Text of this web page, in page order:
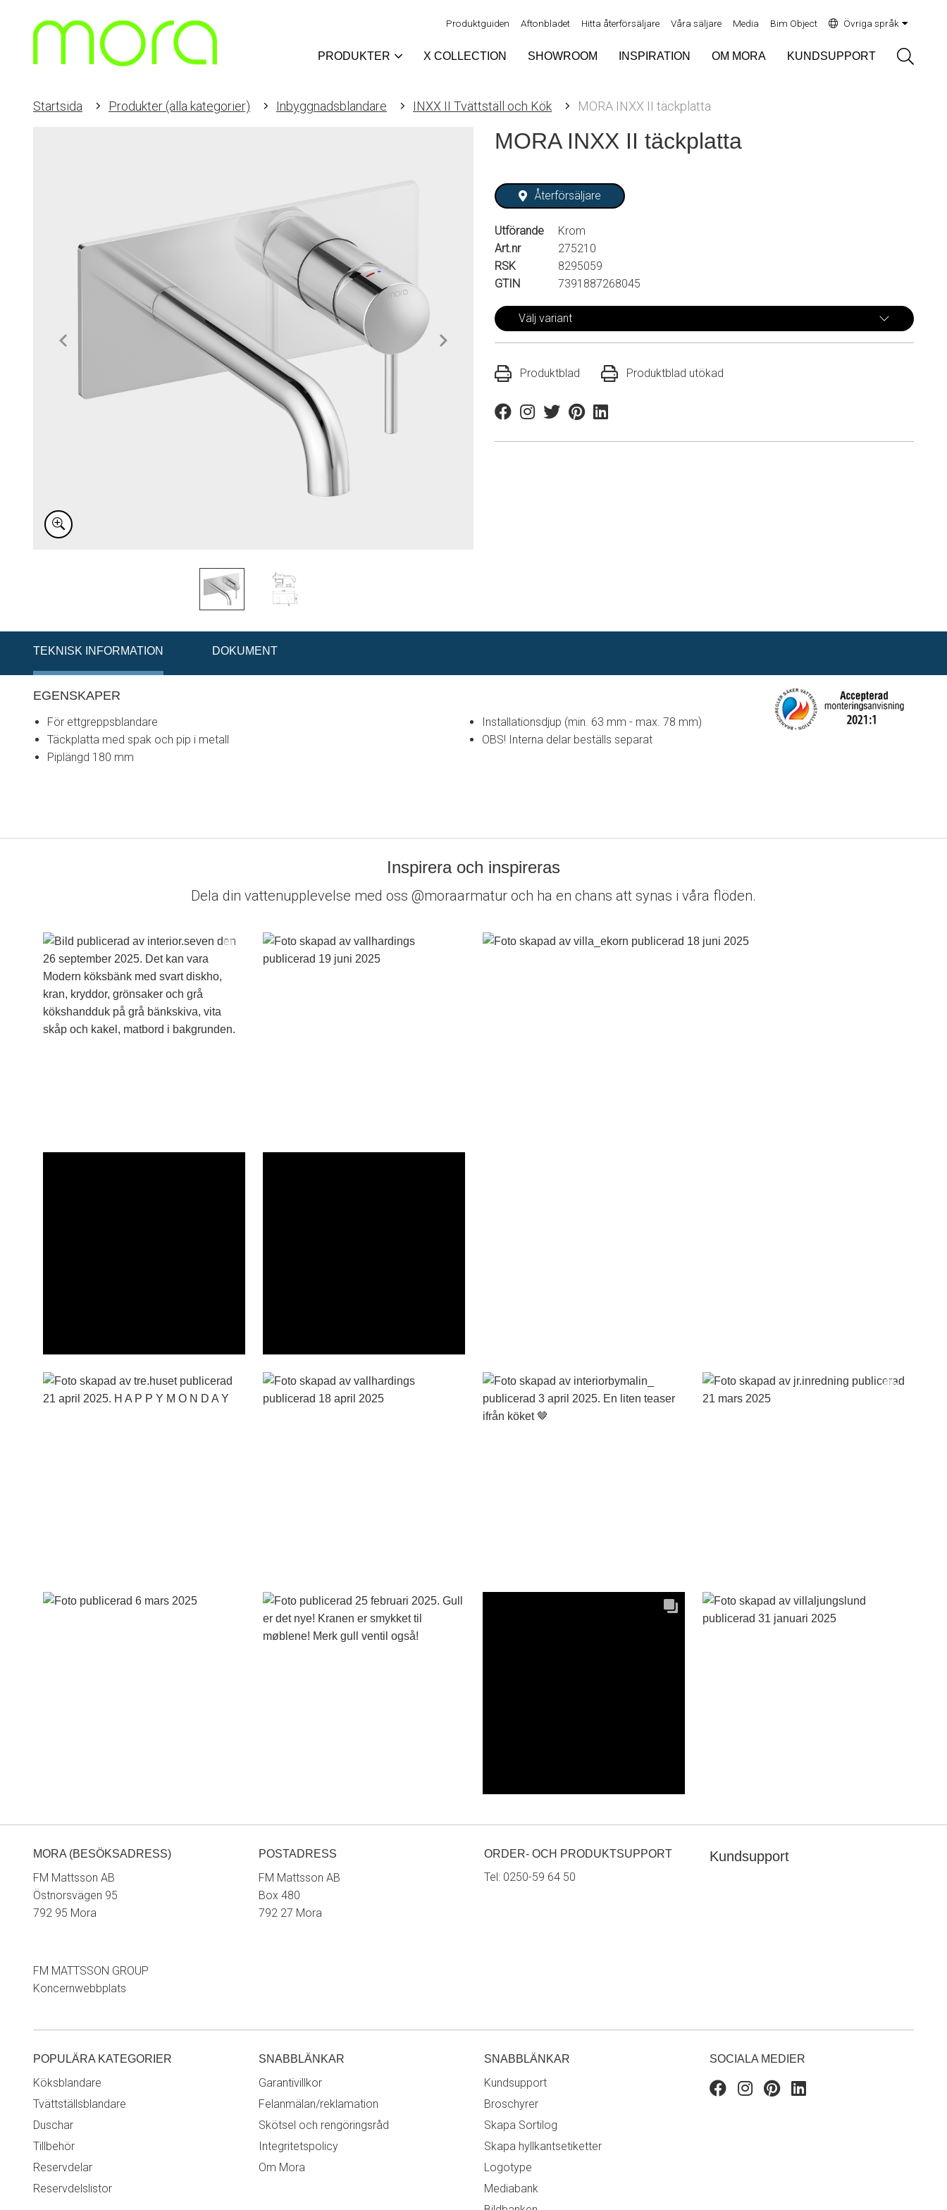
Produktguiden Aftonbladet Hitta återförsäljare Våra säljare Media Bim Object Övriga språk
PRODUKTER X COLLECTION SHOWROOM INSPIRATION OM MORA KUNDSUPPORT
Startsida Produkter (alla kategorier) Inbyggnadsblandare INXX II Tvättställ och Kök MORA INXX II täckplatta
MORA INXX II täckplatta
Återförsäljare
Utförande
Krom
Art.nr
275210
RSK
8295059
GTIN
7391887268045
Välj variant
Produktblad Produktblad utökad
FacebookInstagram
TwitterPinterestLinkedin
TEKNISK INFORMATION DOKUMENT
EGENSKAPER
För ettgreppsblandare
Täckplatta med spak och pip i metall
Piplängd 180 mm
Installationsdjup (min. 63 mm - max. 78 mm)
OBS! Interna delar beställs separat
Inspirera och inspireras
Dela din vattenupplevelse med oss @moraarmatur och ha en chans att synas i våra flöden.
MORA (BESÖKSADRESS)
FM Mattsson AB
Östnorsvägen 95
792 95 Mora
FM MATTSSON GROUP
Koncernwebbplats
POSTADRESS
FM Mattsson AB
Box 480
792 27 Mora
ORDER- OCH PRODUKTSUPPORT
Tel: 0250-59 64 50
Kundsupport
POPULÄRA KATEGORIER
Köksblandare
Tvättställsblandare
Duschar
Tillbehör
Reservdelar
Reservdelslistor
SNABBLÄNKAR
Garantivillkor
Felanmälan/reklamation
Skötsel och rengöringsråd
Integritetspolicy
Om Mora
SNABBLÄNKAR
Kundsupport
Broschyrer
Skapa Sortilog
Skapa hyllkantsetiketter
Logotype
Mediabank
SOCIALA MEDIER
FacebookInstagram
Pinterest